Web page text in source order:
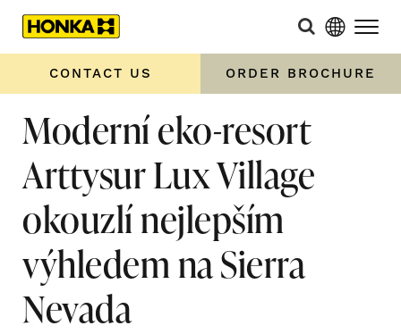
CONTACT US ORDER BROCHURE
Moderní eko-resort
Arttysur Lux Village
okouzlí nejlepším
výhledem na Sierra
Nevada